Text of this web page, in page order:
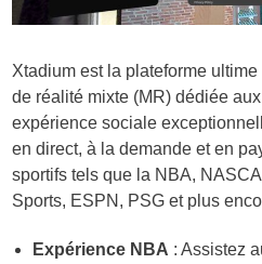
Xtadium est la plateforme
de réalité mixte (MR) dédiée
expérience sociale
en direct, à la demande et en
sportifs tels que la NBA,
Sports, ESPN, PSG et plus
Expérience NBA : Assistez